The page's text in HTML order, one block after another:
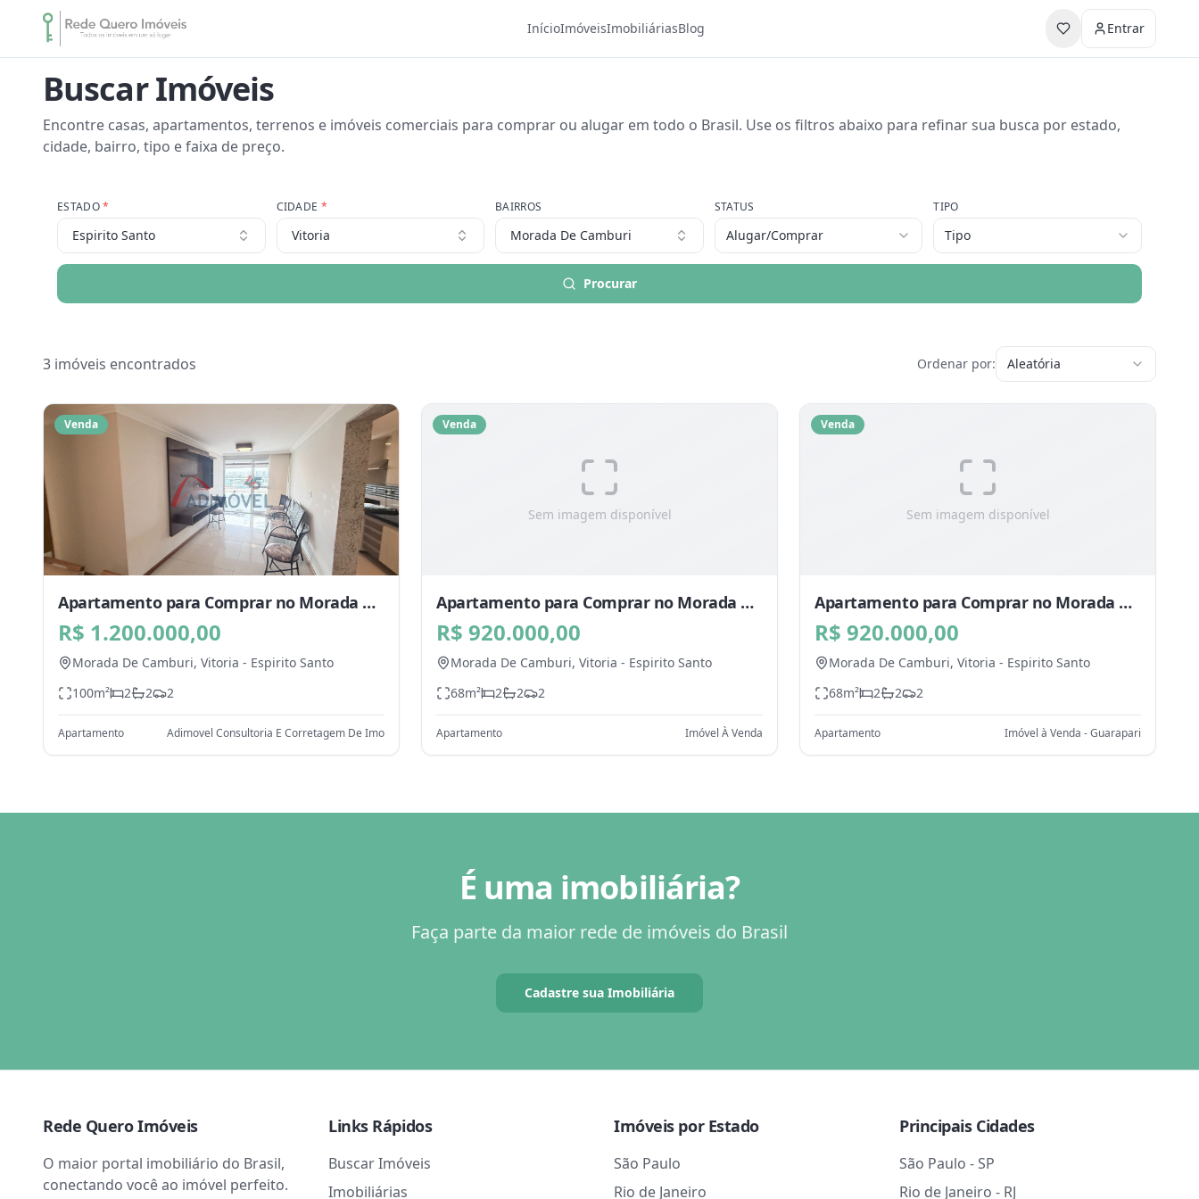
InícioImóveisImobiliáriasBlog Entrar
Buscar Imóveis
Encontre casas, apartamentos, terrenos e imóveis comerciais para comprar ou alugar em todo o Brasil. Use os filtros abaixo para refinar sua busca por estado,
cidade, bairro, tipo e faixa de preço.
ESTADO*
Espirito Santo
CIDADE *
Vitoria
BAIRROS
Morada De Camburi
STATUS
Alugar/Comprar
TIPO
Tipo
Procurar
3 imóveis encontrados Ordenar por: Aleatória
Venda
Apartamento para Comprar no Morada De
Camburi, Vitoria - ES
R$ 1.200.000,00
Morada De Camburi, Vitoria - Espirito Santo
100m² 2 2 2
Apartamento Adimovel Consultoria E Corretagem De Imo
Sem imagem disponível
Venda
Apartamento para Comprar no Morada De
Camburi, Vitoria - ES
R$ 920.000,00
Morada De Camburi, Vitoria - Espirito Santo
68m² 2 2 2
Apartamento Imóvel À Venda
Sem imagem disponível
Venda
Apartamento para Comprar no Morada De
Camburi, Vitoria - ES
R$ 920.000,00
Morada De Camburi, Vitoria - Espirito Santo
68m² 2 2 2
Apartamento Imóvel à Venda - Guarapari
É uma imobiliária?
Faça parte da maior rede de imóveis do Brasil
Cadastre sua Imobiliária
Rede Quero Imóveis
O maior portal imobiliário do Brasil,
conectando você ao imóvel perfeito.
Links Rápidos
Buscar Imóveis
Imobiliárias
Imóveis por Estado
São Paulo
Rio de Janeiro
Principais Cidades
São Paulo - SP
Rio de Janeiro - RJ